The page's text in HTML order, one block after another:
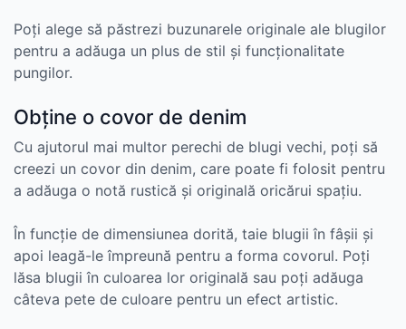
Poți alege să păstrezi buzunarele originale ale blugilor
pentru a adăuga un plus de stil și funcționalitate
pungilor.
Obține o covor de denim
Cu ajutorul mai multor perechi de blugi vechi, poți să
creezi un covor din denim, care poate fi folosit pentru
a adăuga o notă rustică și originală oricărui spațiu.
În funcție de dimensiunea dorită, taie blugii în fâșii și
apoi leagă-le împreună pentru a forma covorul. Poți
lăsa blugii în culoarea lor originală sau poți adăuga
câteva pete de culoare pentru un efect artistic.